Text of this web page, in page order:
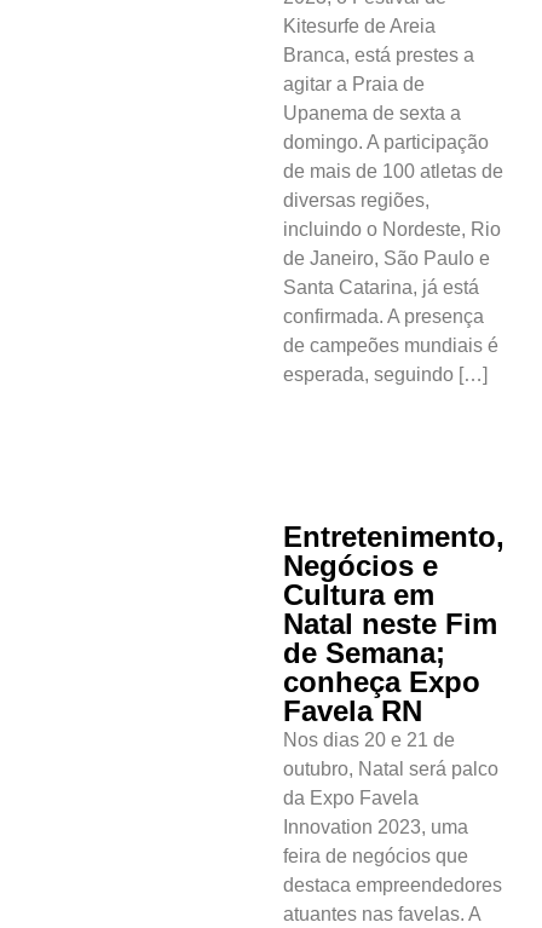
Kitesurfe de Areia
Branca, está prestes a
agitar a Praia de
Upanema de sexta a
domingo. A participação
de mais de 100 atletas de
diversas regiões,
incluindo o Nordeste, Rio
de Janeiro, São Paulo e
Santa Catarina, já está
confirmada. A presença
de campeões mundiais é
esperada, seguindo […]
Entretenimento,
Negócios e
Cultura em
Natal neste Fim
de Semana;
conheça Expo
Favela RN
Nos dias 20 e 21 de
outubro, Natal será palco
da Expo Favela
Innovation 2023, uma
feira de negócios que
destaca empreendedores
atuantes nas favelas. A